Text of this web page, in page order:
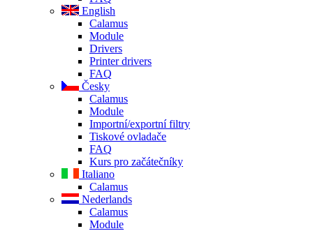
English
Calamus
Module
Drivers
Printer drivers
FAQ
Česky
Calamus
Module
Importní/exportní filtry
Tiskové ovladače
FAQ
Kurs pro začátečníky
Italiano
Calamus
Nederlands
Calamus
Module